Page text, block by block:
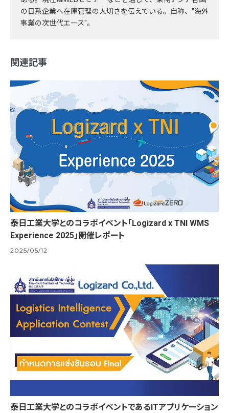
の日系企業へ在庫管理の大切さを伝えている。自称、"海外
事業の次世代エース"。
関連記事
泰日工業大学とのコラボイベント「Logizard x TNI WMS
Experience 2025」開催レポート
2025/05/12
泰日工業大学とのコラボイベントであるITアプリケーション